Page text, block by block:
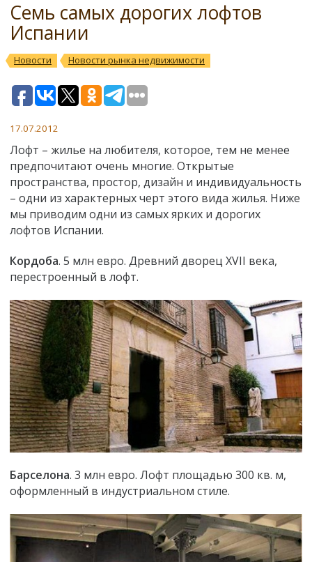
Семь самых дорогих лофтов
Испании
Новости Новости рынка недвижимости
17.07.2012
Лофт – жилье на любителя, которое, тем не менее
предпочитают очень многие. Открытые
пространства, простор, дизайн и индивидуальность
– одни из характерных черт этого вида жилья. Ниже
мы приводим одни из самых ярких и дорогих
лофтов Испании.
Кордоба. 5 млн евро. Древний дворец XVII века,
перестроенный в лофт.
Барселона. 3 млн евро. Лофт площадью 300 кв. м,
оформленный в индустриальном стиле.